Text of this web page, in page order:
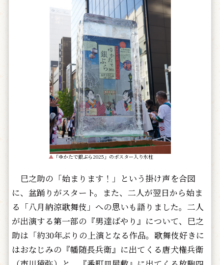
▲ 「ゆかたで銀ぶら2025」のポスター入り氷柱
巳之助の「始まります！」という掛け声を合図
に、盆踊りがスタート。また、二人が翌日から始ま
る「八月納涼歌舞伎」への思いも語りました。二人
が出演する第一部の『男達ばやり』について、巳之
助は「約30年ぶりの上演となる作品。歌舞伎好きに
はおなじみの『幡随長兵衛』に出てくる唐犬権兵衛